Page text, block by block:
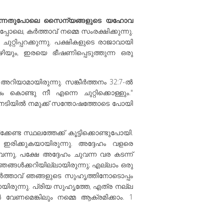
സൈന്യങ്ങളുടെ യഹോവ
കർത്താവ് നമ്മെ സംരക്ഷിക്കുന്നു.
പക്ഷികളുടെ രാജാവായി
ഇരയെ ഭീഷണിപ്പെടുത്തുന്ന ഒരു
സങ്കീർത്തനം 32:7-ൽ
കൊണ്ടു നീ എന്നെ ചുറ്റിക്കൊള്ളും."
നമുക്ക് സന്തോഷത്തോടെ പോയി
സ്ഥലത്തേക്ക് കൂട്ടിക്കൊണ്ടുപോയി.
അദ്ദേഹം വളരെ
പക്ഷേ അദ്ദേഹം ചുവന്ന വര കടന്ന്
എല്ലാം ഒരു
ഞങ്ങളുടെ സുഹൃത്തിനോടൊപ്പം
പ്രിയ സുഹൃത്തേ, എത്ര നല്ല
നമ്മെ ആക്രമിക്കാം. 1